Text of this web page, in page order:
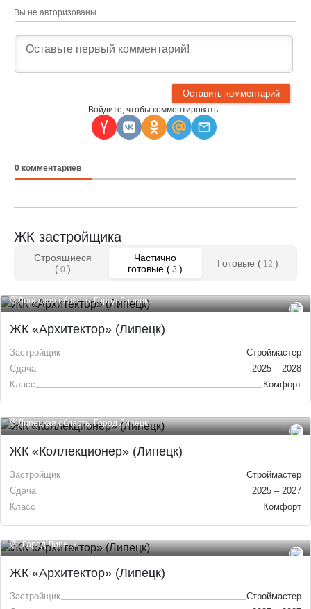
Вы не авторизованы
Войдите, чтобы комментировать:
0 комментариев
ЖК застройщика
Строящиеся
( 0 )
Частично
готовые ( 3 ) Готовые ( 12 )
Липецкая область, Город Липецк
ЖК «Архитектор» (Липецк)
Застройщик
Строймастер
Сдача
2025 – 2028
Класс
Комфорт
Липецкая область, Город Липецк
ЖК «Коллекционер» (Липецк)
Застройщик
Строймастер
Сдача
2025 – 2027
Класс
Комфорт
, Город Липецк
ЖК «Архитектор» (Липецк)
Застройщик
Строймастер